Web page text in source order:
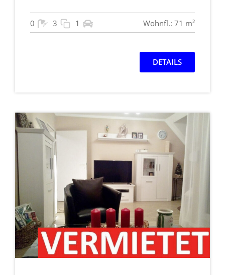
0 3 1 Wohnfl.: 71 m²
DETAILS